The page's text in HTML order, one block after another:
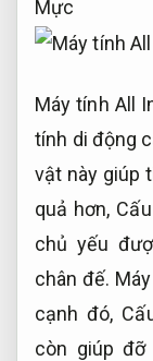
Máy tính All
tính di động
vật này giúp
quả hơn,
chủ yếu
chân đế.
cạnh đó,
còn giúp đỡ